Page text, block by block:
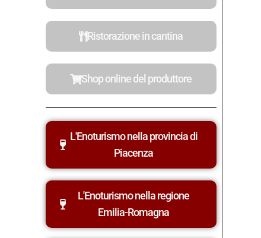
Ristorazione in cantina
Shop online del produttore
L'Enoturismo nella provincia di
Piacenza
L'Enoturismo nella regione
Emilia-Romagna